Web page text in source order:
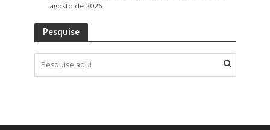
agosto de 2026
Pesquise